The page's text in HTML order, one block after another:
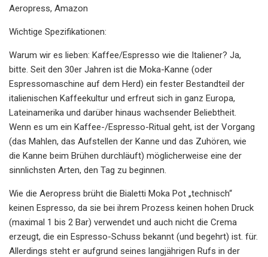
Aeropress, Amazon
Wichtige Spezifikationen:
Warum wir es lieben: Kaffee/Espresso wie die Italiener? Ja,
bitte. Seit den 30er Jahren ist die Moka-Kanne (oder
Espressomaschine auf dem Herd) ein fester Bestandteil der
italienischen Kaffeekultur und erfreut sich in ganz Europa,
Lateinamerika und darüber hinaus wachsender Beliebtheit.
Wenn es um ein Kaffee-/Espresso-Ritual geht, ist der Vorgang
(das Mahlen, das Aufstellen der Kanne und das Zuhören, wie
die Kanne beim Brühen durchläuft) möglicherweise eine der
sinnlichsten Arten, den Tag zu beginnen.
Wie die Aeropress brüht die Bialetti Moka Pot „technisch“
keinen Espresso, da sie bei ihrem Prozess keinen hohen Druck
(maximal 1 bis 2 Bar) verwendet und auch nicht die Crema
erzeugt, die ein Espresso-Schuss bekannt (und begehrt) ist. für.
Allerdings steht er aufgrund seines langjährigen Rufs in der